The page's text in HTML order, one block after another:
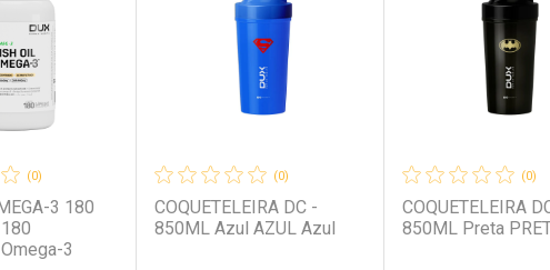
(0)
3 180
3
(0)
COQUETELEIRA DC -
850ML Azul AZUL Azul
(0)
COQUETELEIRA
850ML Preta